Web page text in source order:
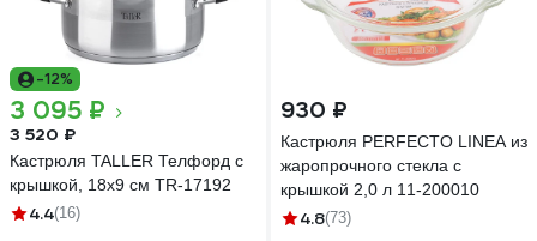
-12%
3 095 ₽
3 520 ₽
Кастрюля TALLER Телфорд с
крышкой, 18х9 см TR-17192
4.4(16)
930 ₽
Кастрюля PERFECTO LINEA из
жаропрочного стекла с
крышкой 2,0 л 11-200010
4.8(73)